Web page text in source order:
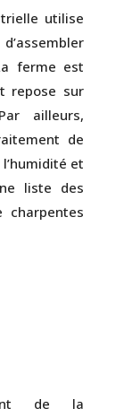
utilise
ferme est
repose sur
ailleurs,
de
et
liste des
charpentes
de la